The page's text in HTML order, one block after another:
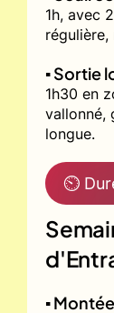
1h, avec
régulière,
▪️ Sortie
1h30 en
vallonné,
longue.
⏲
▪️